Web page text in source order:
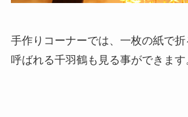
手作りコーナーでは、一枚の紙で折
呼ばれる千羽鶴も見る事ができます